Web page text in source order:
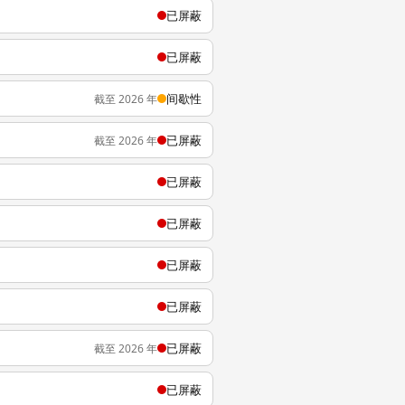
已屏蔽
已屏蔽
截至 2026 年 间歇性
截至 2026 年 已屏蔽
已屏蔽
已屏蔽
已屏蔽
已屏蔽
截至 2026 年 已屏蔽
已屏蔽